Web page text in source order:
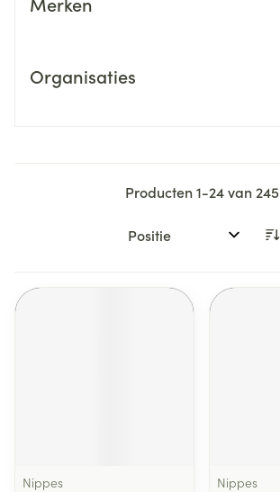
Organisaties
Producten1-24van 245
Sorteer op:
Nippes
Nippes